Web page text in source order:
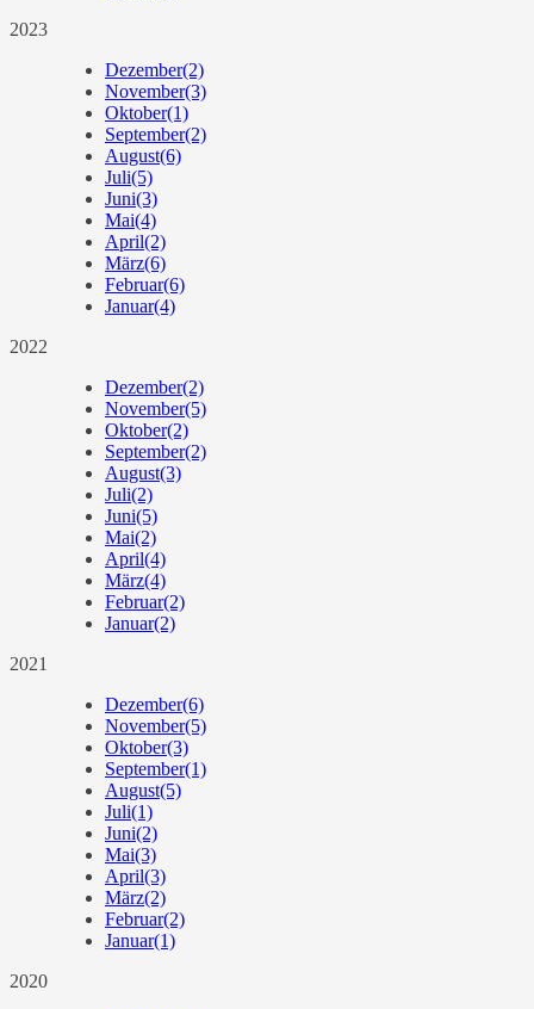
2023
Dezember(2)
November(3)
Oktober(1)
September(2)
August(6)
Juli(5)
Juni(3)
Mai(4)
April(2)
März(6)
Februar(6)
Januar(4)
2022
Dezember(2)
November(5)
Oktober(2)
September(2)
August(3)
Juli(2)
Juni(5)
Mai(2)
April(4)
März(4)
Februar(2)
Januar(2)
2021
Dezember(6)
November(5)
Oktober(3)
September(1)
August(5)
Juli(1)
Juni(2)
Mai(3)
April(3)
März(2)
Februar(2)
Januar(1)
2020